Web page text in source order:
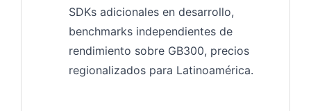
SDKs adicionales en desarrollo,
benchmarks independientes de
rendimiento sobre GB300, precios
regionalizados para Latinoamérica.